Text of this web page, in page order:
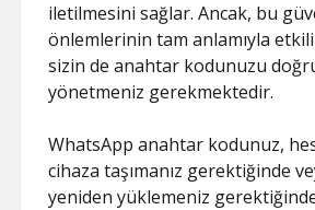
iletilmesini sağlar. Ancak, bu
önlemlerinin tam anlamıyla
sizin de anahtar kodunuzu
yönetmeniz gerekmektedir.
WhatsApp anahtar kodunuz,
cihaza taşımanız gerektiğinde
yeniden yüklemeniz